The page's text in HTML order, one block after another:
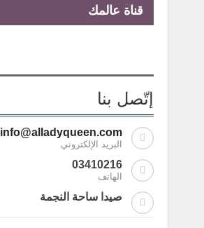
قناة عالمك
إتّصل بنا
info@alladyqueen.com
البريد الإلكتروني
03410216
الهاتف
صيدا ساحة النجمة